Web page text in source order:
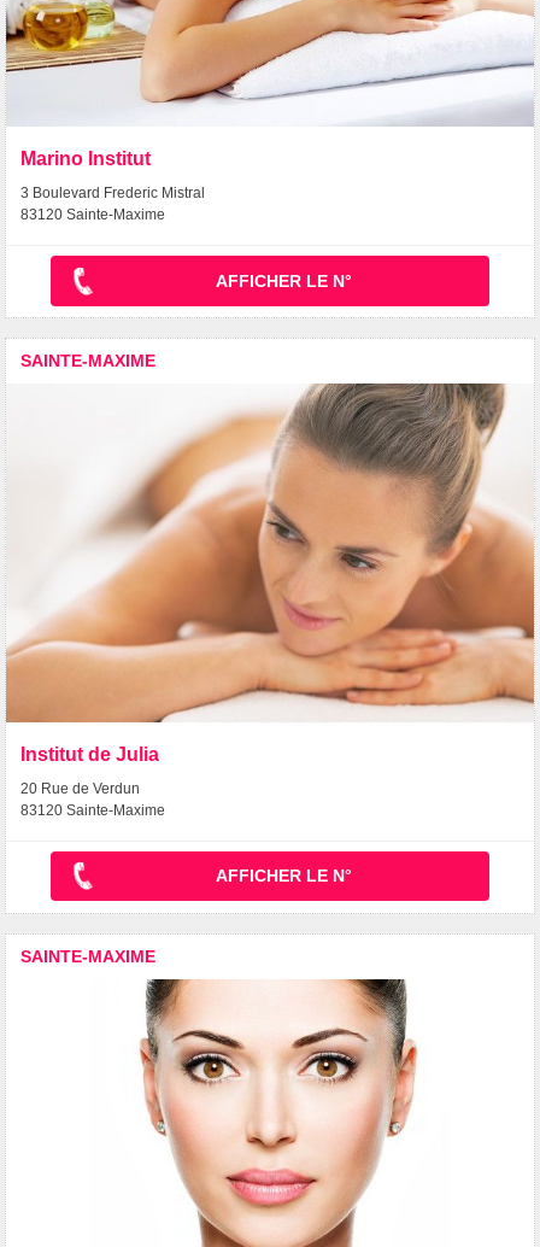
Marino Institut
3 Boulevard Frederic Mistral
83120 Sainte-Maxime
AFFICHER LE N°
SAINTE-MAXIME
Institut de Julia
20 Rue de Verdun
83120 Sainte-Maxime
AFFICHER LE N°
SAINTE-MAXIME